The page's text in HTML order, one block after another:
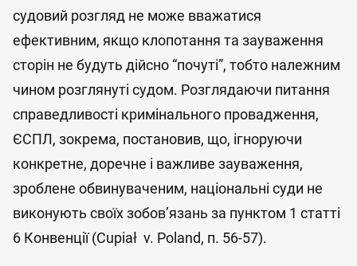
судовий розгляд не може вважатися
ефективним, якщо клопотання та зауваження
сторін не будуть дійсно “почуті”, тобто належним
чином розглянуті судом. Розглядаючи питання
справедливості кримінального провадження,
ЄСПЛ, зокрема, постановив, що, ігноруючи
конкретне, доречне і важливе зауваження,
зроблене обвинуваченим, національні суди не
виконують своїх зобов’язань за пунктом 1 статті
6 Конвенції (Cupiał v. Poland, п. 56-57).